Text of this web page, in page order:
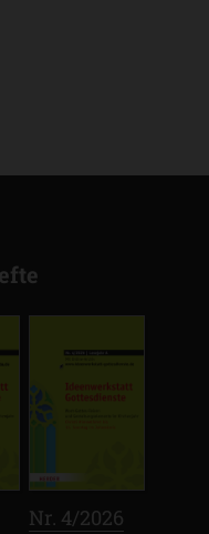
Nr. 4/2026